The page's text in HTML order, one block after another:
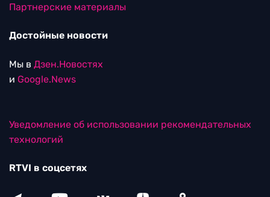
Партнерские материалы
Достойные новости
Мы в Дзен.Новостях
и Google.News
Уведомление об использовании рекомендательных
технологий
RTVI в соцсетях